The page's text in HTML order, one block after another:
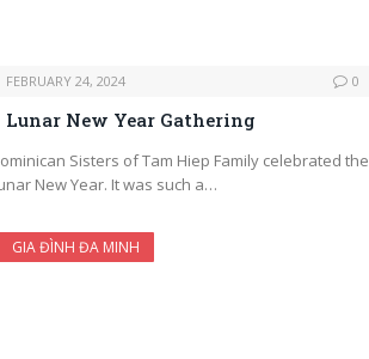
FEBRUARY 24, 2024 0
Lunar New Year Gathering
Sisters of Tam Hiep Family celebrated the
New Year. It was such a…
GIA ĐÌNH ĐA MINH